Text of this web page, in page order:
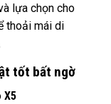
lựa chọn cho
thoải mái di
tốt bất ngờ
X5